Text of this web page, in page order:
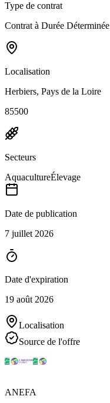
Type de contrat
Contrat à Durée Déterminée
Localisation
Herbiers, Pays de la Loire
85500
Secteurs
AquacultureÉlevage
Date de publication
7 juillet 2026
Date d'expiration
19 août 2026
Localisation
Source de l'offre
ANEFA